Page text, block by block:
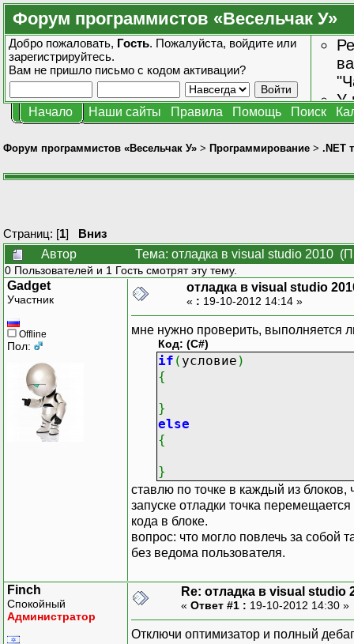
Форум программистов «Весельчак У»
Добро пожаловать, Гость. Пожалуйста, войдите или
зарегистрируйтесь.
Вам не пришло письмо с кодом активации?
У
Начало Наши сайты Правила Помощь Поиск
Форум программистов «Весельчак У» > Программирование > .NET
Страниц: [1] Вниз
Автор
Тема: отладка в visual studio 2010
0 Пользователей и 1 Гость смотрят эту тему.
Gadget
Участник
Offline
Пол:
отладка в visual studio
« : 19-10-2012 14:14 »
мне нужно проверить, выполняется
Код: (C#)
if ( условие )
{
}
else
{
}
ставлю по точке в каждый из блоков,
запуске отладки точка
кода в блоке.
вопрос: что могло повлечь за собой
без ведома пользователя.
Finch
Спокойный
Администратор
Re: отладка в visual studio
« Ответ #1 : 19-10-2012 14:30 »
Отключи оптимизатор и полный